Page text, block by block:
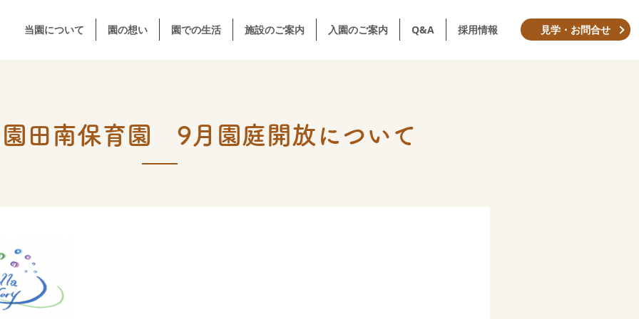
当園について 園の想い 園での生活 施設のご案内 入園のご案内 Q&A 採用情報 見学・お問合せ
田南保育園 9月園庭開放について